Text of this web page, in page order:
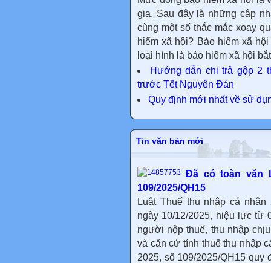
gia. Sau đây là những cập
cùng một số thắc mắc xoay
hiểm xã hội? Bảo hiểm xã
loại hình là bảo hiểm xã hội
Hướng dẫn chi trả gộp 2
trước Tết Nguyên Đán
Quy định mới nhất về sử
Tin văn bản mới
Đã có toàn văn
109/2025/QH15
Luật Thuế thu nhập cá
ngày 10/12/2025, hiệu lực từ
người nộp thuế, thu nhập
và căn cứ tính thuế thu nhập
2025, số 109/2025/QH15